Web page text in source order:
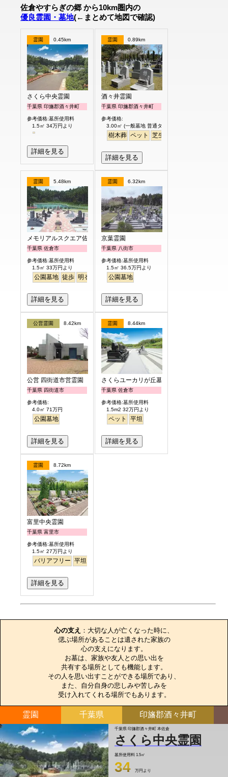
佐倉やすらぎの郷 から10km圏内の
優良霊園・墓地(←まとめて地図で確認)
霊園 0.45km
さくら中央霊園
千葉県 印旛郡酒々井町
参考価格:墓所使用料
1.5㎡ 34万円より
詳細を見る
霊園 0.89km
酒々井霊園
千葉県 印旛郡酒々井町
参考価格:
3.00㎡ (一般墓地 普通タイプ) 25万円より
樹木葬 ペット 芝生
詳細を見る
霊園 5.48km
メモリアルスクエア佐倉
千葉県 佐倉市
参考価格:墓所使用料
1.5㎡ 33万円より
公園墓地 徒歩 明るい
詳細を見る
霊園 6.32km
京葉霊園
千葉県 八街市
参考価格:墓所使用料
1.5㎡ 36.5万円より
公園墓地
詳細を見る
公営霊園 8.42km
公営 四街道市営霊園
千葉県 四街道市
参考価格:
4.0㎡ 71万円
公園墓地
詳細を見る
霊園 8.44km
さくらユーカリが丘墓苑
千葉県 佐倉市
参考価格:墓所使用料
1.5m2 32万円より
ペット 平坦
詳細を見る
霊園 8.72km
富里中央霊園
千葉県 富里市
参考価格:墓所使用料
1.5㎡ 27万円より
バリアフリー 平坦
詳細を見る
心の支え ：大切な人が亡くなった時に、
偲ぶ場所があることは遺された家族の
心の支えになります。
お墓は、家族や友人との思い出を
共有する場所としても機能します。
その人を思い出すことができる場所であり、
また、自分自身の悲しみや苦しみを
受け入れてくれる場所でもあります。
霊園 千葉県 印旛郡酒々井町
千葉県 印旛郡酒々井町 本佐倉
さくら中央霊園
墓所使用料 1.5㎡
34 万円より